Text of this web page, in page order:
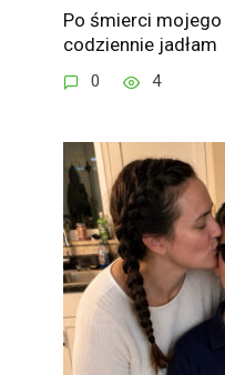
Po śmierci
codziennie jadłam
0 4